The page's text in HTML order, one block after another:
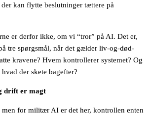
kan flytte beslutninger tættere på
er derfor ikke, om vi “tror” på AI. Det er,
tre spørgsmål, når det gælder liv-og-død-
kravene? Hvem kontrollerer systemet? Og
der skete bagefter?
drift er magt
for militær AI er det her, kontrollen enten